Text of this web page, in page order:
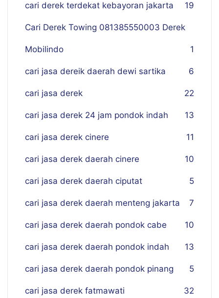
cari derek terdekat kebayoran jakarta 19
Cari Derek Towing 081385550003 Derek
Mobilindo 1
cari jasa dereik daerah dewi sartika 6
cari jasa derek 22
cari jasa derek 24 jam pondok indah 13
cari jasa derek cinere 11
cari jasa derek daerah cinere 10
cari jasa derek daerah ciputat 5
cari jasa derek daerah menteng jakarta 7
cari jasa derek daerah pondok cabe 10
cari jasa derek daerah pondok indah 13
cari jasa derek daerah pondok pinang 5
cari jasa derek fatmawati 32